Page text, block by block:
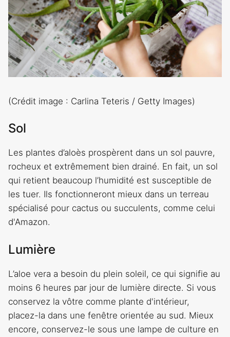
(Crédit image : Carlina Teteris / Getty Images)
Sol
Les plantes d’aloès prospèrent dans un sol pauvre,
rocheux et extrêmement bien drainé. En fait, un sol
qui retient beaucoup l’humidité est susceptible de
les tuer. Ils fonctionneront mieux dans un terreau
spécialisé pour cactus ou succulents, comme celui
d'Amazon.
Lumière
L’aloe vera a besoin du plein soleil, ce qui signifie au
moins 6 heures par jour de lumière directe. Si vous
conservez la vôtre comme plante d'intérieur,
placez-la dans une fenêtre orientée au sud. Mieux
encore, conservez-le sous une lampe de culture en